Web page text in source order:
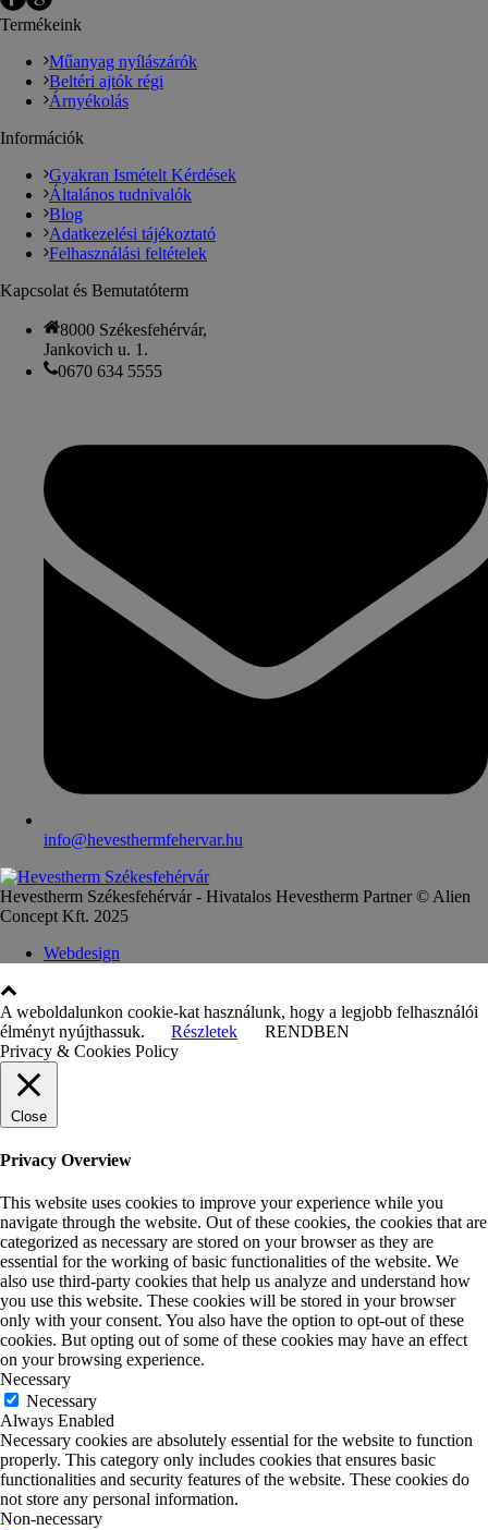
Termékeink
Műanyag nyílászárók
Beltéri ajtók régi
Árnyékolás
Információk
Gyakran Ismételt Kérdések
Általános tudnivalók
Blog
Adatkezelési tájékoztató
Felhasználási feltételek
Kapcsolat és Bemutatóterm
8000 Székesfehérvár,
Jankovich u. 1.
0670 634 5555
info@hevesthermfehervar.hu
Hevestherm Székesfehérvár - Hivatalos Hevestherm Partner © Alien
Concept Kft. 2025
Webdesign
A weboldalunkon cookie-kat használunk, hogy a legjobb felhasználói
élményt nyújthassuk.
Részletek
RENDBEN
Privacy & Cookies Policy
Close
Privacy Overview
This website uses cookies to improve your experience while you
navigate through the website. Out of these cookies, the cookies that are
categorized as necessary are stored on your browser as they are
essential for the working of basic functionalities of the website. We
also use third-party cookies that help us analyze and understand how
you use this website. These cookies will be stored in your browser
only with your consent. You also have the option to opt-out of these
cookies. But opting out of some of these cookies may have an effect
on your browsing experience.
Necessary
Necessary
Always Enabled
Necessary cookies are absolutely essential for the website to function
properly. This category only includes cookies that ensures basic
functionalities and security features of the website. These cookies do
not store any personal information.
Non-necessary